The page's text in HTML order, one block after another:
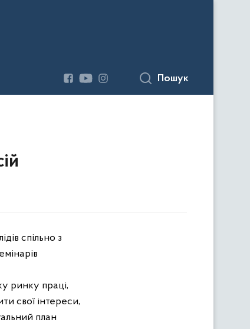
Пошук
спільно з
ринку праці,
свої інтереси,
план